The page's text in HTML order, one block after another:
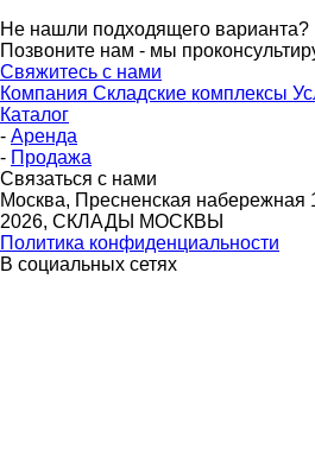
Не нашли подходящего варианта?
Позвоните нам - мы
Свяжитесь с нами
Компания Складские комплексы
Каталог
- Аренда
- Продажа
Связаться с нами
Москва, Пресненская набережная
2026, СКЛАДЫ МОСКВЫ
Политика конфиденциальности
В социальных сетях